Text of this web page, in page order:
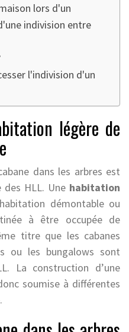
lors d'un
indivision entre
l'indivision d'un
légère de
dans les arbres est
HLL. Une habitation
démontable ou
à être occupée de
titre que les cabanes
ou les bungalows sont
La construction d’une
soumise à différentes
.